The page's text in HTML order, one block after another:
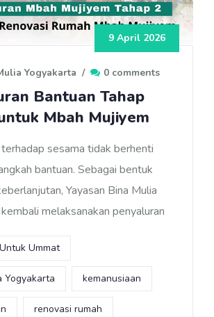
9 April 2026
Yogyakarta / 0 comments
Bantuan Tahap
Mbah Mujiyem
sesama tidak berhenti
bantuan. Sebagai bentuk
Yayasan Bina Mulia
melaksanakan penyaluran
Ummat
Yogyakarta kemanusiaan
renovasi rumah